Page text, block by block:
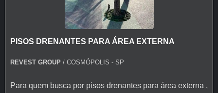
PISOS DRENANTES PARA ÁREA EXTERNA
REVEST GROUP / COSMÓPOLIS - SP
Para quem busca por pisos drenantes para área externa ,